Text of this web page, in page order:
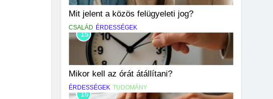
Mit jelent a közös felügyeleti jog?
CSALÁD ÉRDESSÉGEK
15
Mikor kell az órát átállítani?
ÉRDESSÉGEK TUDOMÁNY
16